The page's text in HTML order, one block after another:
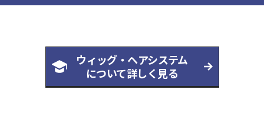
ウィッグ・ヘアシステム
について詳しく見る